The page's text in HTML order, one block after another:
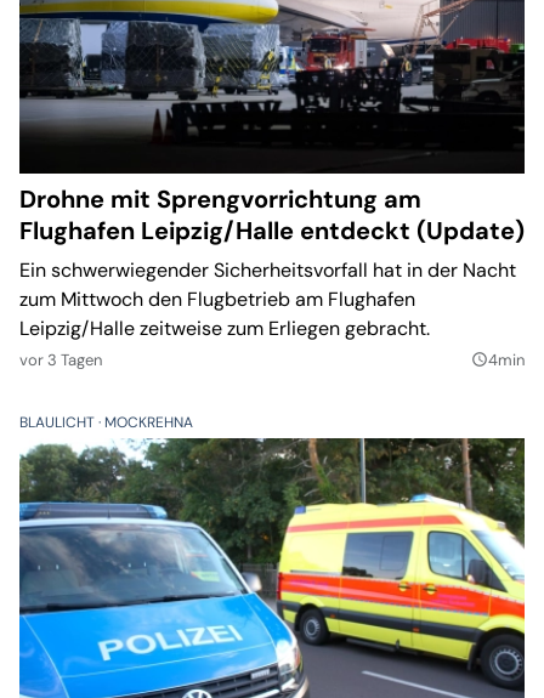
Drohne mit Sprengvorrichtung am
Flughafen Leipzig/Halle entdeckt (Update)
Ein schwerwiegender Sicherheitsvorfall hat in der Nacht
zum Mittwoch den Flugbetrieb am Flughafen
Leipzig/Halle zeitweise zum Erliegen gebracht.
vor 3 Tagen query_builder4min
BLAULICHT MOCKREHNA